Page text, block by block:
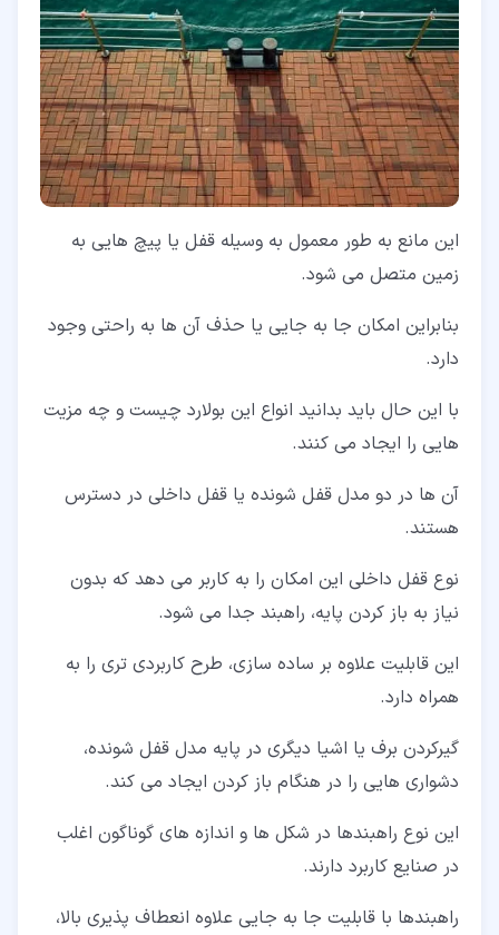
این مانع به طور معمول به وسیله قفل یا پیچ هایی به
زمین متصل می شود.
بنابراین امکان جا به جایی یا حذف آن ها به راحتی وجود
دارد.
با این حال باید بدانید انواع این بولارد چیست و چه مزیت
هایی را ایجاد می کنند.
آن ها در دو مدل قفل شونده یا قفل داخلی در دسترس
هستند.
نوع قفل داخلی این امکان را به کاربر می دهد که بدون
نیاز به باز کردن پایه، راهبند جدا می شود.
این قابلیت علاوه بر ساده سازی، طرح کاربردی تری را به
همراه دارد.
گیرکردن برف یا اشیا دیگری در پایه مدل قفل شونده،
دشواری هایی را در هنگام باز کردن ایجاد می کند.
این نوع راهبندها در شکل ها و اندازه های گوناگون اغلب
در صنایع کاربرد دارند.
راهبندها با قابلیت جا به جایی علاوه انعطاف پذیری بالا،